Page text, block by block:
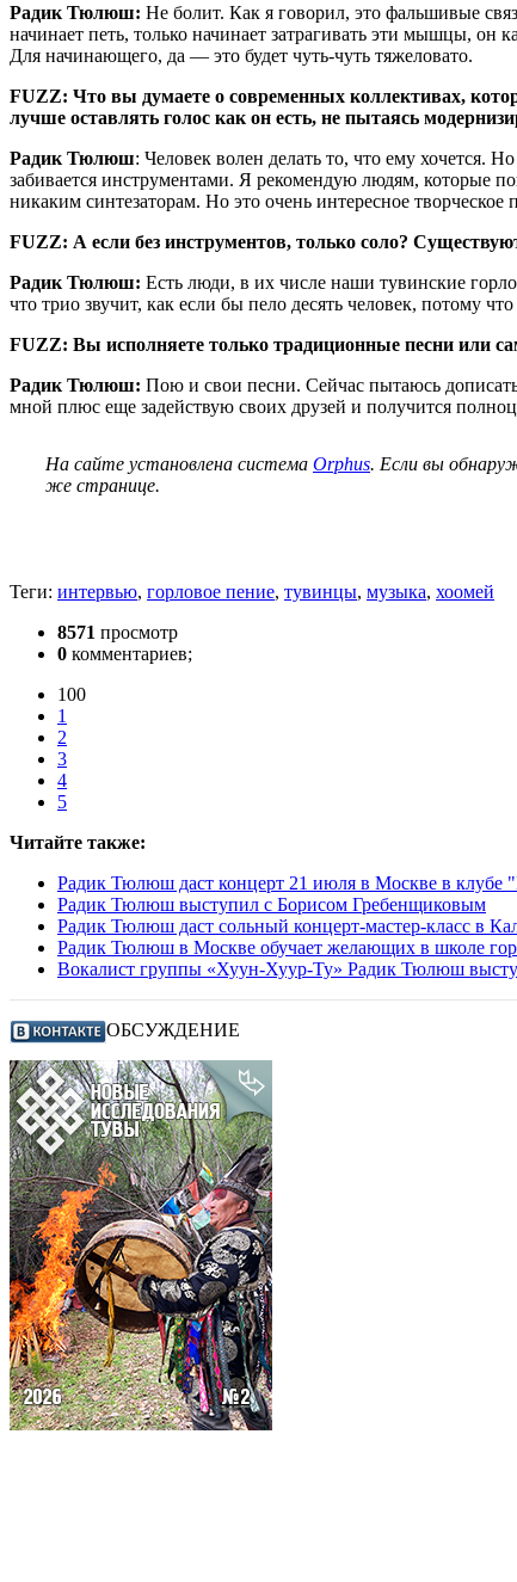
Радик Тюлюш: Не болит. Как я говорил, это фальшивые
начинает петь, только начинает затрагивать эти мышцы, он
Для начинающего, да — это будет чуть-чуть тяжеловато.
FUZZ: Что вы думаете о современных коллективах,
лучше оставлять голос как он есть, не пытаясь
Радик Тюлюш: Человек волен делать то, что ему хочется.
забивается инструментами. Я рекомендую людям, которые
никаким синтезаторам. Но это очень интересное
FUZZ: А если без инструментов, только соло?
Радик Тюлюш: Есть люди, в их числе наши тувинские
что трио звучит, как если бы пело десять человек, потому
FUZZ: Вы исполняете только традиционные песни или
Радик Тюлюш: Пою и свои песни. Сейчас пытаюсь
мной плюс еще задействую своих друзей и получится
На сайте установлена система Orphus. Если вы
же странице.
Теги: интервью, горловое пение, тувинцы, музыка, хоомей
8571 просмотр
0 комментариев;
100
1
2
3
4
5
Читайте также:
Радик Тюлюш даст концерт 21 июля в Москве в клубе
Радик Тюлюш выступил с Борисом Гребенщиковым
Радик Тюлюш даст сольный концерт-мастер-класс в
Радик Тюлюш в Москве обучает желающих в школе
Вокалист группы «Хуун-Хуур-Ту» Радик Тюлюш
ОБСУЖДЕНИЕ